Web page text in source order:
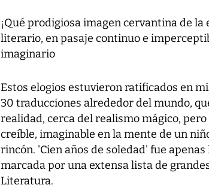
¡Qué prodigiosa imagen cervantina de
literario, en pasaje continuo e
imaginario
Estos elogios estuvieron ratificados en
30 traducciones alrededor del mundo,
realidad, cerca del realismo mágico,
creíble, imaginable en la mente de un
rincón. 'Cien años de soledad' fue
marcada por una extensa lista de
Literatura.